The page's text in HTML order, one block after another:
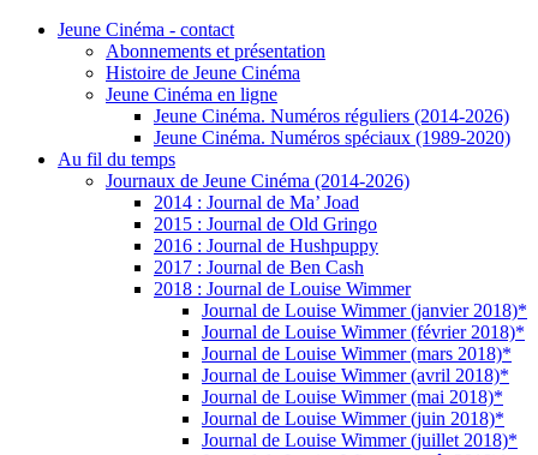
Jeune Cinéma - contact
Abonnements et présentation
Histoire de Jeune Cinéma
Jeune Cinéma en ligne
Jeune Cinéma. Numéros réguliers (2014-2026)
Jeune Cinéma. Numéros spéciaux (1989-2020)
Au fil du temps
Journaux de Jeune Cinéma (2014-2026)
2014 : Journal de Ma’ Joad
2015 : Journal de Old Gringo
2016 : Journal de Hushpuppy
2017 : Journal de Ben Cash
2018 : Journal de Louise Wimmer
Journal de Louise Wimmer (janvier 2018)*
Journal de Louise Wimmer (février 2018)*
Journal de Louise Wimmer (mars 2018)*
Journal de Louise Wimmer (avril 2018)*
Journal de Louise Wimmer (mai 2018)*
Journal de Louise Wimmer (juin 2018)*
Journal de Louise Wimmer (juillet 2018)*